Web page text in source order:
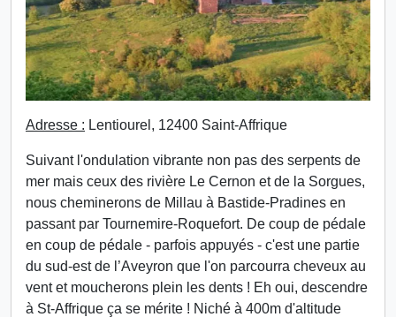
Adresse : Lentiourel, 12400 Saint-Affrique
Suivant l'ondulation vibrante non pas des serpents de
mer mais ceux des rivière Le Cernon et de la Sorgues,
nous cheminerons de Millau à Bastide-Pradines en
passant par Tournemire-Roquefort. De coup de pédale
en coup de pédale - parfois appuyés - c'est une partie
du sud-est de l’Aveyron que l'on parcourra cheveux au
vent et moucherons plein les dents ! Eh oui, descendre
à St-Affrique ça se mérite ! Niché à 400m d'altitude